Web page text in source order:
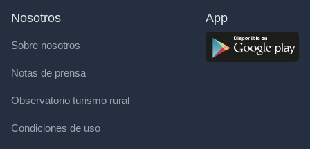
Nosotros
Sobre nosotros
Notas de prensa
Observatorio turismo rural
Condiciones de uso
App